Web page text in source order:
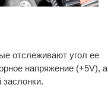
отслеживают угол ее
напряжение (+5V), а
заслонки.